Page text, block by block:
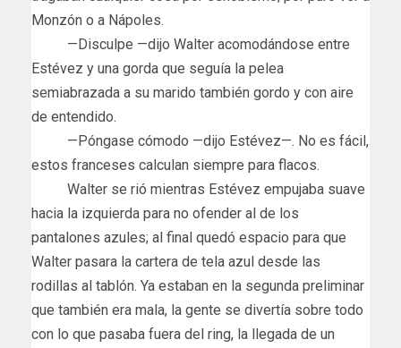
Monzón o a Nápoles.
—Disculpe —dijo Walter acomodándose entre
Estévez y una gorda que seguía la pelea
semiabrazada a su marido también gordo y con aire
de entendido.
—Póngase cómodo —dijo Estévez—. No es fácil,
estos franceses calculan siempre para flacos.
Walter se rió mientras Estévez empujaba suave
hacia la izquierda para no ofender al de los
pantalones azules; al final quedó espacio para que
Walter pasara la cartera de tela azul desde las
rodillas al tablón. Ya estaban en la segunda preliminar
que también era mala, la gente se divertía sobre todo
con lo que pasaba fuera del ring, la llegada de un